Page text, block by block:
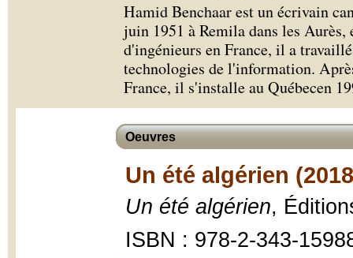
Hamid Benchaar est un écrivain
juin 1951 à Remila dans les
d'ingénieurs en France, il a
technologies de l'information.
France, il s'installe au Québecen
Oeuvres
Un été algérien
Un été algérien,
ISBN : 978-2-343-